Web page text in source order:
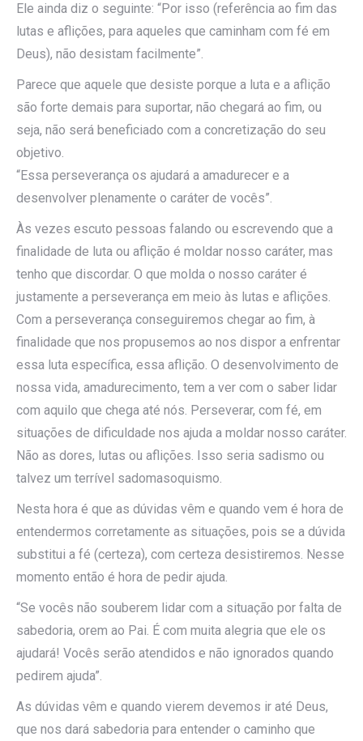
Ele ainda diz o seguinte: “Por isso (referência ao fim das
lutas e aflições, para aqueles que caminham com fé em
Deus), não desistam facilmente”.
Parece que aquele que desiste porque a luta e a aflição
são forte demais para suportar, não chegará ao fim, ou
seja, não será beneficiado com a concretização do seu
objetivo.
“Essa perseverança os ajudará a amadurecer e a
desenvolver plenamente o caráter de vocês”.
Às vezes escuto pessoas falando ou escrevendo que a
finalidade de luta ou aflição é moldar nosso caráter, mas
tenho que discordar. O que molda o nosso caráter é
justamente a perseverança em meio às lutas e aflições.
Com a perseverança conseguiremos chegar ao fim, à
finalidade que nos propusemos ao nos dispor a enfrentar
essa luta específica, essa aflição. O desenvolvimento de
nossa vida, amadurecimento, tem a ver com o saber lidar
com aquilo que chega até nós. Perseverar, com fé, em
situações de dificuldade nos ajuda a moldar nosso caráter.
Não as dores, lutas ou aflições. Isso seria sadismo ou
talvez um terrível sadomasoquismo.
Nesta hora é que as dúvidas vêm e quando vem é hora de
entendermos corretamente as situações, pois se a dúvida
substitui a fé (certeza), com certeza desistiremos. Nesse
momento então é hora de pedir ajuda.
“Se vocês não souberem lidar com a situação por falta de
sabedoria, orem ao Pai. É com muita alegria que ele os
ajudará! Vocês serão atendidos e não ignorados quando
pedirem ajuda”.
As dúvidas vêm e quando vierem devemos ir até Deus,
que nos dará sabedoria para entender o caminho que